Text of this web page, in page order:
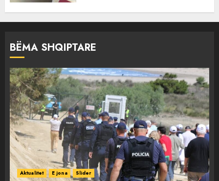
BËMA SHQIPTARE
Aktualitet E jona Slider